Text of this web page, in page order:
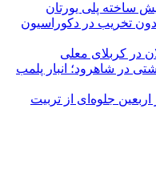
ساخته پلی یورتان
تخریب در دکوراسیون
در کربلای معلی
در شاهرود؛ انبار پلمب
جلوه‌ای از تربیت